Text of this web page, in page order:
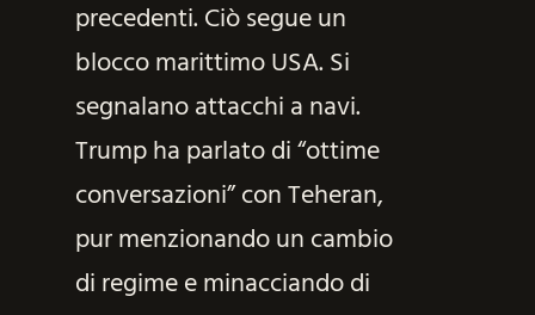
precedenti. Ciò segue un
blocco marittimo USA. Si
segnalano attacchi a navi.
Trump ha parlato di “ottime
conversazioni” con Teheran,
pur menzionando un cambio
di regime e minacciando di